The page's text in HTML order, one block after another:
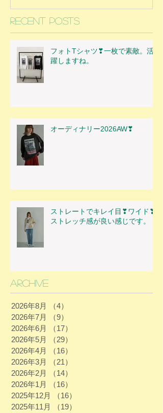
Recent Posts
フォトTシャツ❣一枚で素敵。活
躍しますね。
オーディナリー2026AW❣
ストレートでキレイ目❣ワイド❣
ストレッチ感が良い感じです。
Archive
2026年8月 （4）
2026年7月
（9）
2026年6月
（17）
2026年5月
（29）
2026年4月
（16）
2026年3月
（21）
2026年2月
（14）
2026年1月
（16）
2025年12月
（16）
2025年11月
（19）